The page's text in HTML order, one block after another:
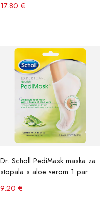
17.80 €
Dr. Scholl PediMask maska ​​za
stopala s aloe verom 1 par
9.20 €